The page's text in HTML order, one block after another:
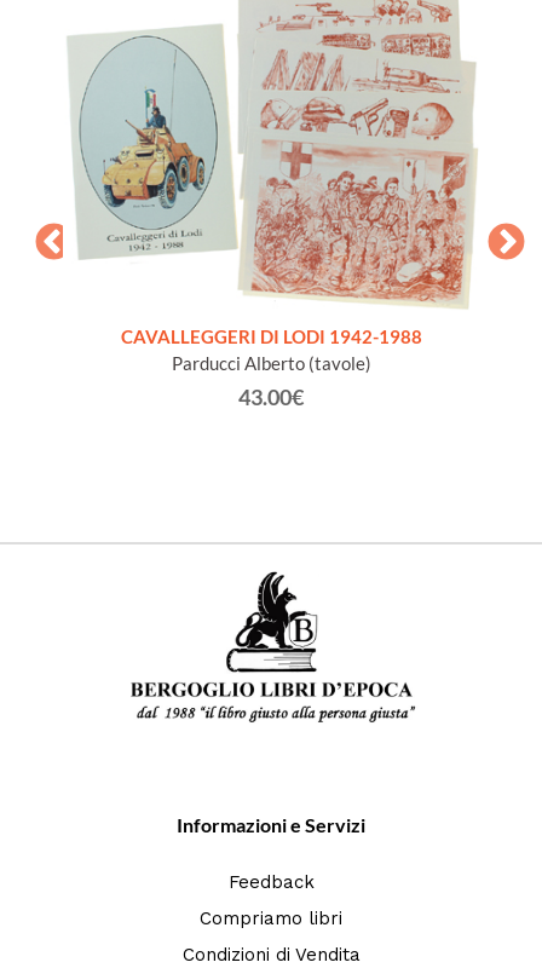
CAVALLEGGERI DI LODI 1942-1988
Parducci Alberto (tavole)
43.00€
Informazioni e Servizi
Feedback
Compriamo libri
Condizioni di Vendita